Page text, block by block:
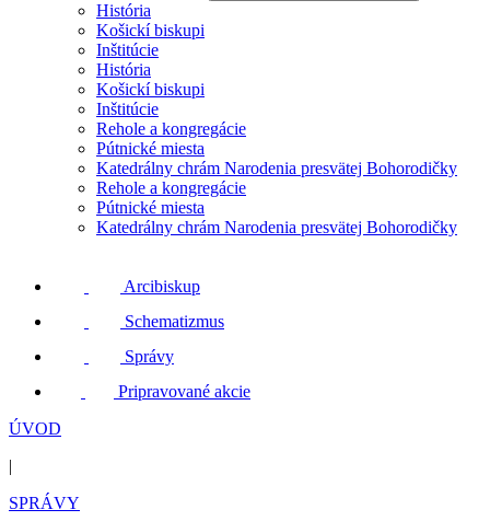
História
Košickí biskupi
Inštitúcie
História
Košickí biskupi
Inštitúcie
Rehole a kongregácie
Pútnické miesta
Katedrálny chrám Narodenia presvätej Bohorodičky
Rehole a kongregácie
Pútnické miesta
Katedrálny chrám Narodenia presvätej Bohorodičky
Arcibiskup
Schematizmus
Správy
Pripravované akcie
ÚVOD
|
SPRÁVY